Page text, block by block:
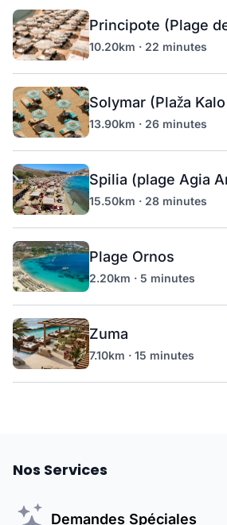
Principote (Plage
10.20km · 22 minutes
Solymar (Plaža
13.90km · 26 minutes
Spilia (plage Agia
15.50km · 28 minutes
Plage Ornos
2.20km · 5 minutes
Zuma
7.10km · 15 minutes
Nos Services
Demandes Spéciales